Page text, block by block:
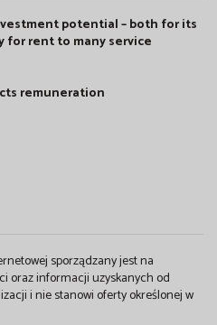
potential – both for its
for rent to many service
remuneration
sporządzany jest na
oraz informacji uzyskanych od
i nie stanowi oferty określonej w